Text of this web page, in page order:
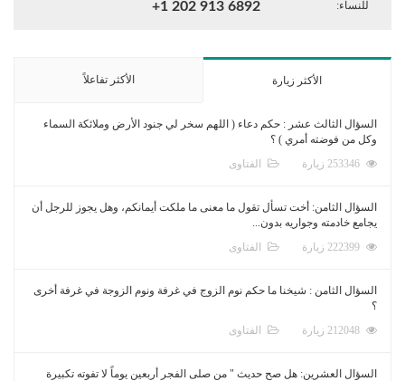
للنساء: +1 202 913 6892
الأكثر زيارة الأكثر تفاعلاً
السؤال الثالث عشر : حكم دعاء ( اللهم سخر لي جنود الأرض وملائكة السماء
وكل من فوضته أمري ) ؟
الفتاوى
السؤال الثامن: أخت تسأل تقول ما معنى ما ملكت أيمانكم، وهل يجوز للرجل أن
يجامع خادمته وجواريه بدون...
الفتاوى
السؤال الثامن : شيخنا ما حكم نوم الزوج في غرفة ونوم الزوجة في غرفة أخرى
؟
الفتاوى
السؤال العشرين: هل صح حديث " من صلى الفجر أربعين يوماً لا تفوته تكبيرة